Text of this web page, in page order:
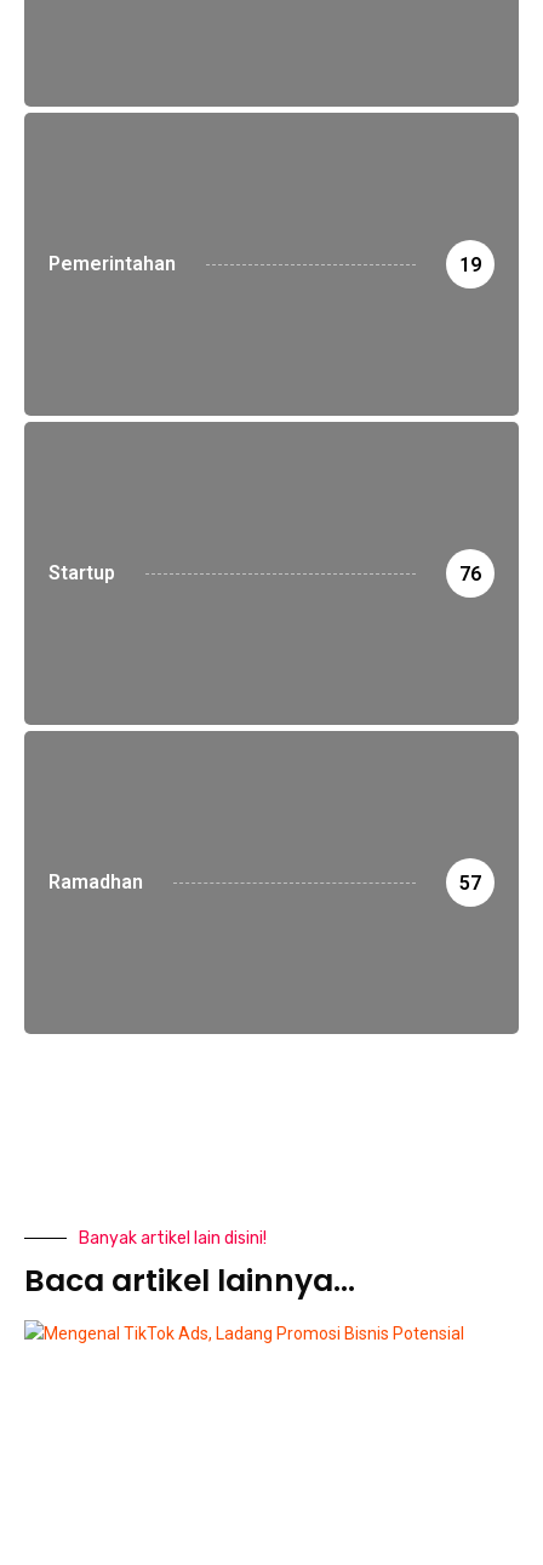
Pemerintahan 19
Startup 76
Ramadhan 57
Banyak artikel lain disini!
Baca artikel lainnya...